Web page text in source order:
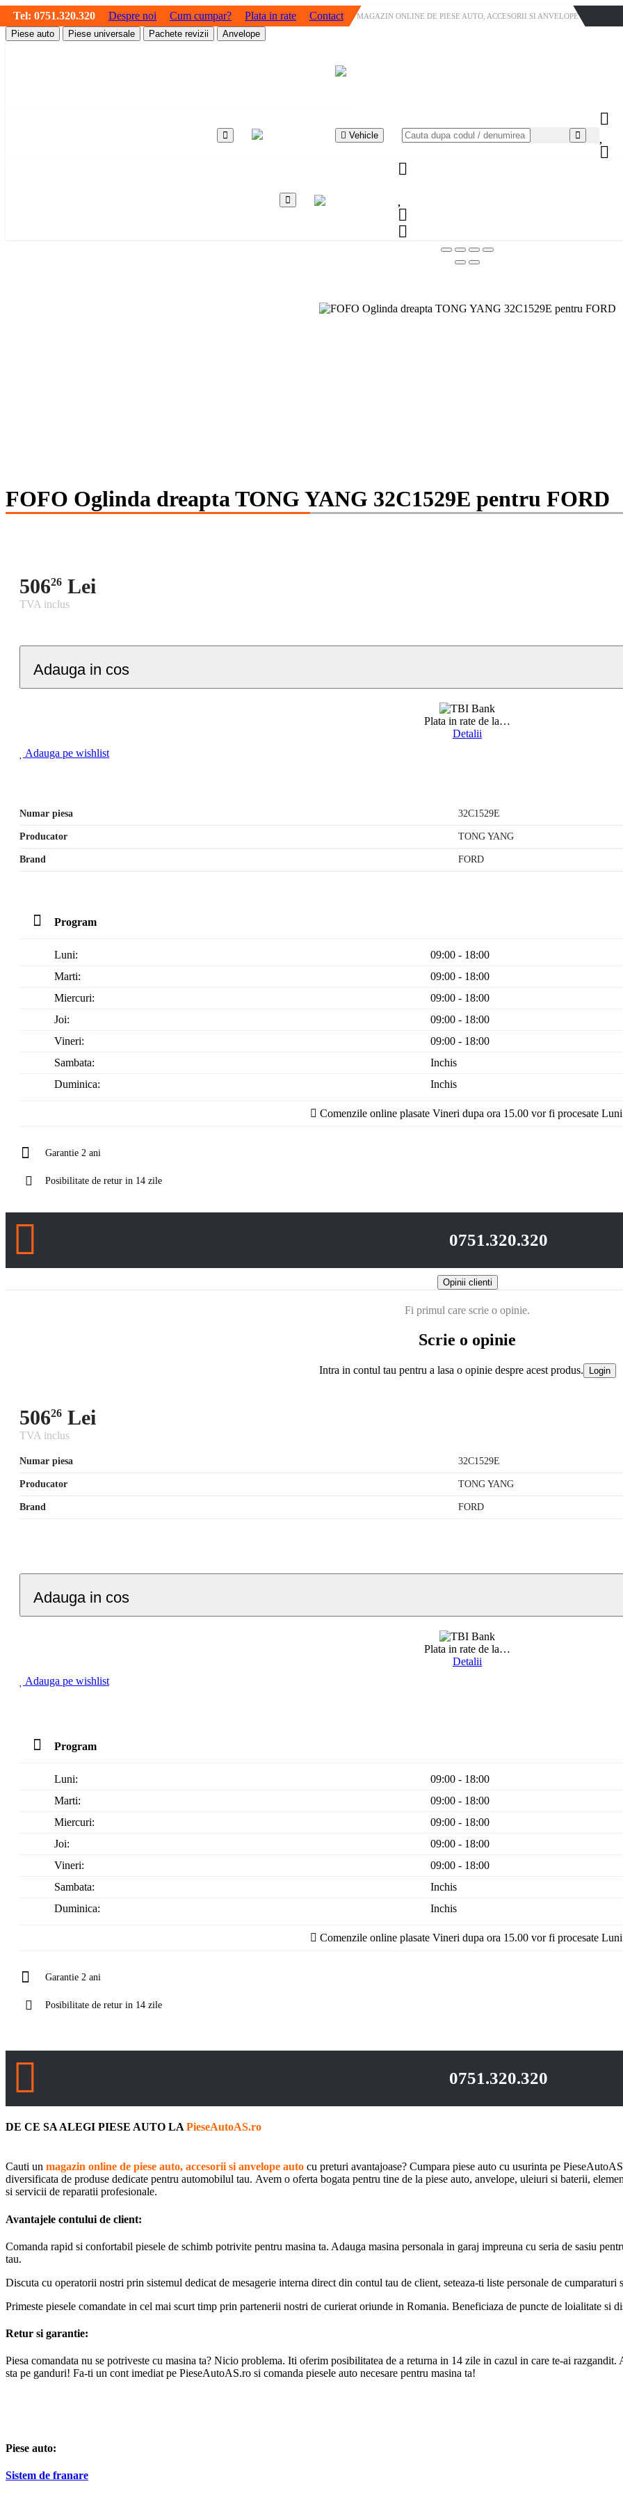
Tel:0751.320.320 Despre noi Cum cumpar? Plata in rate Contact MAGAZIN ONLINE DE PIESE AUTO, ACCESORII SI ANVELOPE
Piese auto Piese universale Pachete revizii Anvelope
Vehicle
FOFO Oglinda dreapta TONG YANG 32C1529E pentru FORD
50626 Lei
TVA inclus
Adauga in cos
Plata in rate de la…
Detalii
Adauga pe wishlist
Numar piesa 32C1529E
Producator TONG YANG
Brand FORD
Program
Luni:
09:00 - 18:00
Marti:
09:00 - 18:00
Miercuri:
09:00 - 18:00
Joi:
09:00 - 18:00
Vineri:
09:00 - 18:00
Sambata:
Inchis
Duminica:
Inchis
Comenzile online plasate Vineri dupa ora 15.00 vor fi procesate
Garantie 2 ani
Posibilitate de retur in 14 zile
0751.320.320
Opinii clienti
Fi primul care scrie o opinie.
Scrie o opinie
Intra in contul tau pentru a lasa o opinie despre acest produs. Login
50626 Lei
TVA inclus
Numar piesa 32C1529E
Producator TONG YANG
Brand FORD
Adauga in cos
Plata in rate de la…
Detalii
Adauga pe wishlist
Program
Luni:
09:00 - 18:00
Marti:
09:00 - 18:00
Miercuri:
09:00 - 18:00
Joi:
09:00 - 18:00
Vineri:
09:00 - 18:00
Sambata:
Inchis
Duminica:
Inchis
Comenzile online plasate Vineri dupa ora 15.00 vor fi procesate
Garantie 2 ani
Posibilitate de retur in 14 zile
0751.320.320
DE CE SA ALEGI PIESE AUTO LA PieseAutoAS.ro
Cauti un magazin online de piese auto, accesorii si anvelope auto cu preturi avantajoase? Cumpara piese auto cu usurinta pe
diversificata de produse dedicate pentru automobilul tau. Avem o oferta bogata pentru tine de la piese auto, anvelope, uleiuri si baterii,
si servicii de reparatii profesionale.
Avantajele contului de client:
Comanda rapid si confortabil piesele de schimb potrivite pentru masina ta. Adauga masina personala in garaj impreuna cu seria de sasiu
tau.
Discuta cu operatorii nostri prin sistemul dedicat de mesagerie interna direct din contul tau de client, seteaza-ti liste personale de
Primeste piesele comandate in cel mai scurt timp prin partenerii nostri de curierat oriunde in Romania. Beneficiaza de puncte de loialitate si
Retur si garantie:
Piesa comandata nu se potriveste cu masina ta? Nicio problema. Iti oferim posibilitatea de a returna in 14 zile in cazul in care te-ai
sta pe ganduri! Fa-ti un cont imediat pe PieseAutoAS.ro si comanda piesele auto necesare pentru masina ta!
Piese auto:
Sistem de franare